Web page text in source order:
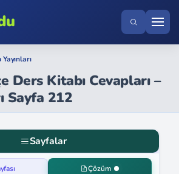
Yayınları
Ders Kitabı Cevapları –
Sayfa 212
Sayfalar
Çözüm